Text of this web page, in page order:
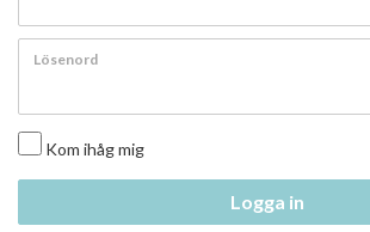
Lösenord
Kom ihåg mig
Logga in